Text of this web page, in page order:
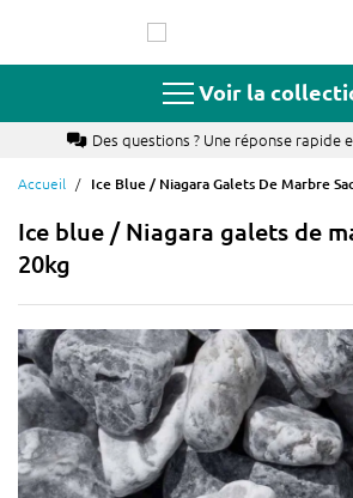
contenu
Voir la
Paiement par
Accueil Ice Blue / Niagara Galets De Marbre
Ice blue / Niagara galets de
20kg